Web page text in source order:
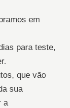
em
para teste,
que vão
sua
a